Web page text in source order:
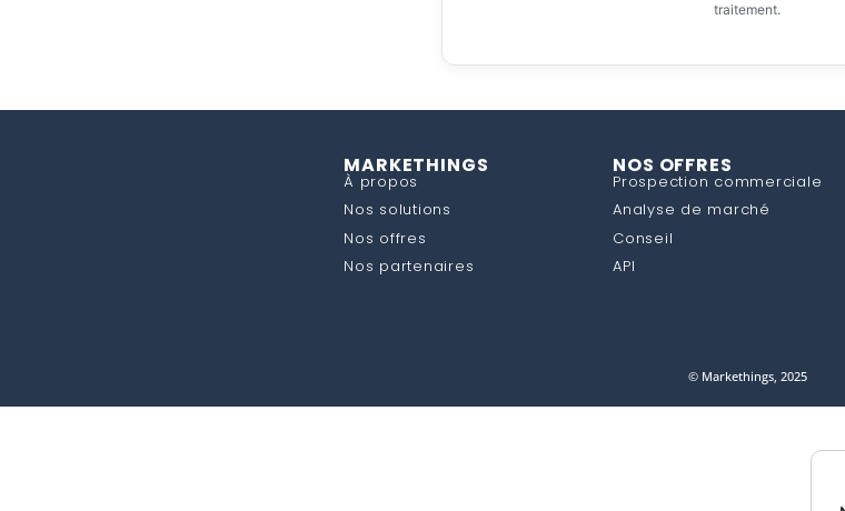
traitement.
MARKETHINGS
À propos
Nos solutions
Nos offres
Nos partenaires
NOS OFFRES
Prospection commerciale
Analyse de marché
Conseil
API
© Markethings, 2025